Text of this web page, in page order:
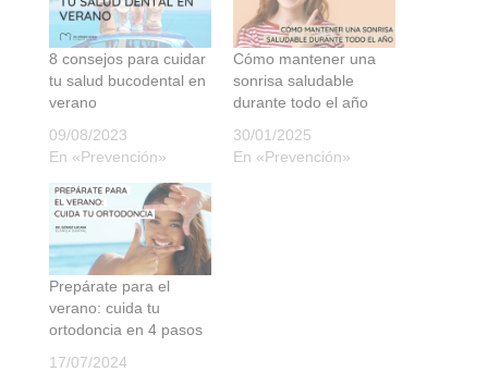
8 consejos para cuidar
tu salud bucodental en
verano
09/08/2023
En «Prevención»
Cómo mantener una
sonrisa saludable
durante todo el año
30/01/2025
En «Prevención»
Prepárate para el
verano: cuida tu
ortodoncia en 4 pasos
17/07/2024